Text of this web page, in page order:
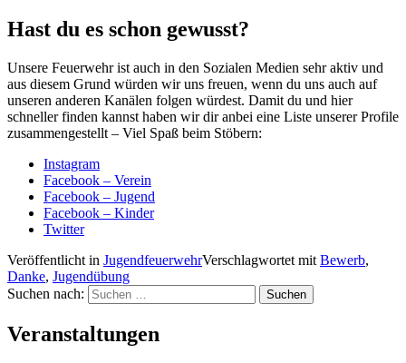
Hast du es schon gewusst?
Unsere Feuerwehr ist auch in den Sozialen Medien sehr aktiv und
aus diesem Grund würden wir uns freuen, wenn du uns auch auf
unseren anderen Kanälen folgen würdest. Damit du und hier
schneller finden kannst haben wir dir anbei eine Liste unserer Profile
zusammengestellt – Viel Spaß beim Stöbern:
Instagram
Facebook – Verein
Facebook – Jugend
Facebook – Kinder
Twitter
Veröffentlicht in JugendfeuerwehrVerschlagwortet mit Bewerb,
Danke, Jugendübung
Suchen nach:
Veranstaltungen